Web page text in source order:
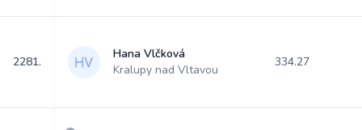
2281.
Hana Vlčková
Kralupy nad Vltavou
334.27